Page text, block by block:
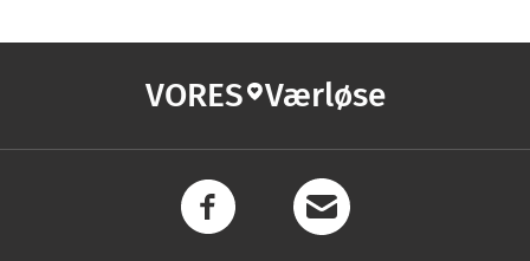
VORES Værløse